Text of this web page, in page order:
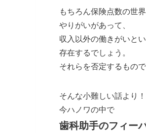
もちろん保険点数の世
やりがいがあって、
収入以外の働きがいと
存在するでしょう。
それらを否定するもの
そんな小難しい話より！
今ハノワの中で
歯科助手のフィー